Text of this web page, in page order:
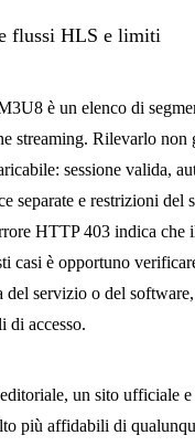
flussi HLS e limiti
è un elenco di
streaming. Rilevarlo non
sessione valida,
separate e restrizioni del
HTTP 403 indica che
casi è opportuno
del servizio o del
di accesso.
un sito ufficiale
più affidabili di